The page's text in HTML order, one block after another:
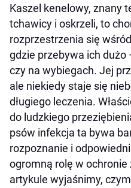
Jak brzmi kaszel
Leczenie kaszlu
Czy kaszel
Domowa opieka
kenelowym
Czy kaszel
człowieka?
Czy kaszel
Profilaktyka kaszlu
Kiedy szczepić na
Kaszel kenelowy, znany
tchawicy i oskrzeli, to
rozprzestrzenia się
gdzie przebywa ich
czy na wybiegach. Jej
ale niekiedy staje się
długiego leczenia.
do ludzkiego
psów infekcja ta bywa
rozpoznanie i
ogromną rolę w
artykule wyjaśnimy,